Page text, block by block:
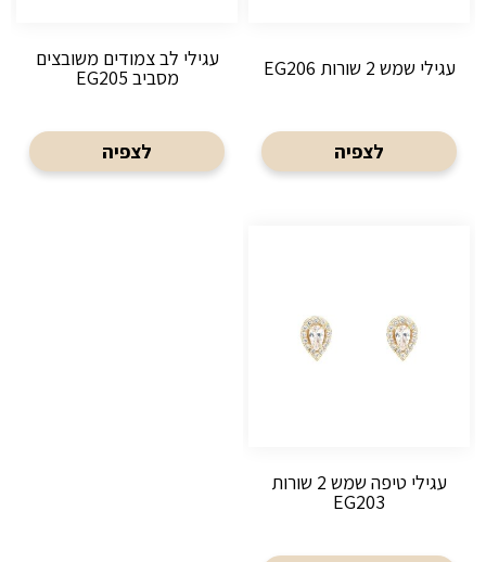
עגילי שמש 2 שורות EG206
לצפיה
עגילי לב צמודים משובצים
מסביב EG205
לצפיה
עגילי טיפה שמש 2 שורות
EG203